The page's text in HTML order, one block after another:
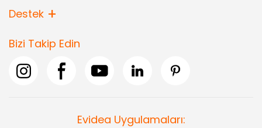
Destek
Bizi Takip Edin
Evidea Uygulamaları: